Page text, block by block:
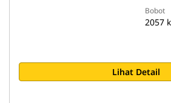
Bobot
2057
Lihat Detail